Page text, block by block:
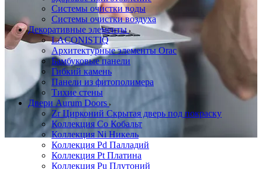
Системы очистки воды
Системы очистки воздуха
Декоративные элементы
LACONISTIQ
Архитектурные элементы Orac
Бамбуковые панели
Гибкий камень
Панели из фитополимера
Тихие стены
Двери Aurum Doors
Zr Цирконий Скрытая дверь под покраску
Коллекция Co Кобальт
Коллекция Ni Никель
Коллекция Pd Палладий
Коллекция Pt Платина
Коллекция Pu Плутоний